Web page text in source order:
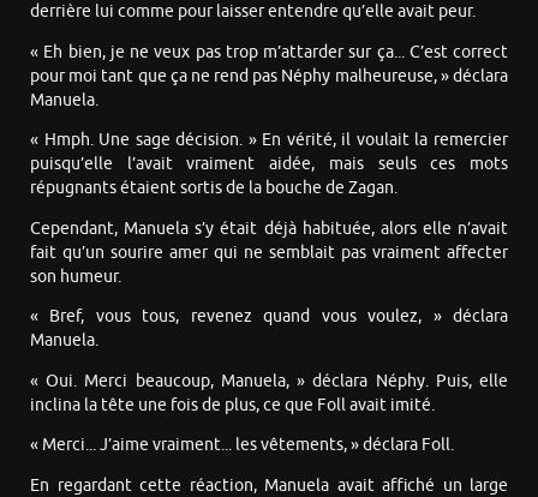
derrière lui comme pour laisser entendre qu’elle avait peur.
« Eh bien, je ne veux pas trop m’attarder sur ça... C’est correct
pour moi tant que ça ne rend pas Néphy malheureuse, » déclara
Manuela.
« Hmph. Une sage décision. » En vérité, il voulait la remercier
puisqu’elle l’avait vraiment aidée, mais seuls ces mots
répugnants étaient sortis de la bouche de Zagan.
Cependant, Manuela s’y était déjà habituée, alors elle n’avait
fait qu’un sourire amer qui ne semblait pas vraiment affecter
son humeur.
« Bref, vous tous, revenez quand vous voulez, » déclara
Manuela.
« Oui. Merci beaucoup, Manuela, » déclara Néphy. Puis, elle
inclina la tête une fois de plus, ce que Foll avait imité.
« Merci... J’aime vraiment... les vêtements, » déclara Foll.
En regardant cette réaction, Manuela avait affiché un large